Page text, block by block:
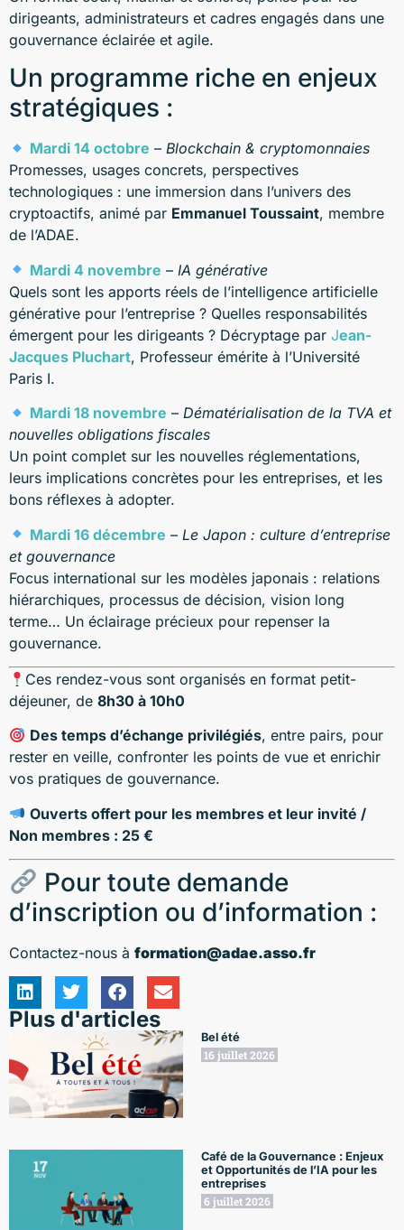
dirigeants, administrateurs et cadres engagés dans une
gouvernance éclairée et agile.
Un programme riche en enjeux
stratégiques :
Mardi 14 octobre –Blockchain & cryptomonnaies
Promesses, usages concrets, perspectives
technologiques : une immersion dans l’univers des
cryptoactifs, animé par Emmanuel Toussaint, membre
de l’ADAE.
Mardi 4 novembre – IA générative
Quels sont les apports réels de l’intelligence artificielle
générative pour l’entreprise ? Quelles responsabilités
émergent pour les dirigeants ? Décryptage par Jean-
Jacques Pluchart, Professeur émérite à l’Université
Paris I.
Mardi 18 novembre –Dématérialisation de la TVA et
nouvelles obligations fiscales
Un point complet sur les nouvelles réglementations,
leurs implications concrètes pour les entreprises, et les
bons réflexes à adopter.
Mardi 16 décembre – Le Japon : culture d’entreprise
et gouvernance
Focus international sur les modèles japonais : relations
hiérarchiques, processus de décision, vision long
terme… Un éclairage précieux pour repenser la
gouvernance.
Ces rendez-vous sont organisés en format petit-
déjeuner, de 8h30 à 10h0
Des temps d’échange privilégiés, entre pairs, pour
rester en veille, confronter les points de vue et enrichir
vos pratiques de gouvernance.
Ouverts offert pour les membres et leur invité /
Non membres : 25 €
Pour toute demande
d’inscription ou d’information :
Contactez-nous à formation@adae.asso.fr
Plus d'articles
Bel été
16 juillet 2026
Café de la Gouvernance : Enjeux
et Opportunités de l’IA pour les
entreprises
6 juillet 2026